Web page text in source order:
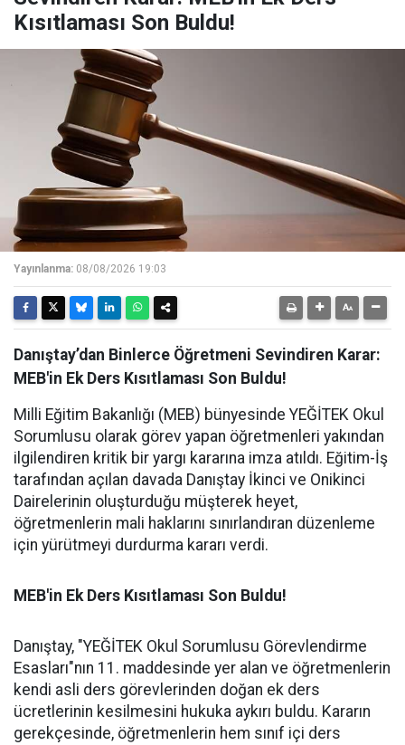
Kısıtlaması Son Buldu!
Yayınlanma: 08/08/2026 19:03
Danıştay’dan Binlerce Öğretmeni Sevindiren Karar:
MEB'in Ek Ders Kısıtlaması Son Buldu!
Milli Eğitim Bakanlığı (MEB) bünyesinde YEĞİTEK Okul
Sorumlusu olarak görev yapan öğretmenleri yakından
ilgilendiren kritik bir yargı kararına imza atıldı. Eğitim-İş
tarafından açılan davada Danıştay İkinci ve Onikinci
Dairelerinin oluşturduğu müşterek heyet,
öğretmenlerin mali haklarını sınırlandıran düzenleme
için yürütmeyi durdurma kararı verdi.
MEB'in Ek Ders Kısıtlaması Son Buldu!
Danıştay, "YEĞİTEK Okul Sorumlusu Görevlendirme
Esasları"nın 11. maddesinde yer alan ve öğretmenlerin
kendi asli ders görevlerinden doğan ek ders
ücretlerinin kesilmesini hukuka aykırı buldu. Kararın
gerekçesinde, öğretmenlerin hem sınıf içi ders